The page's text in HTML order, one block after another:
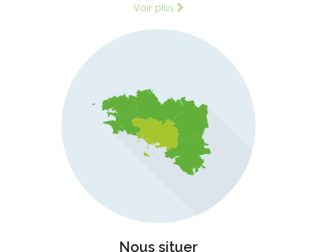
Voir plus
Nous situer